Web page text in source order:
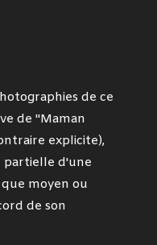
de ce
de "Maman
explicite),
d'une
moyen ou
de son